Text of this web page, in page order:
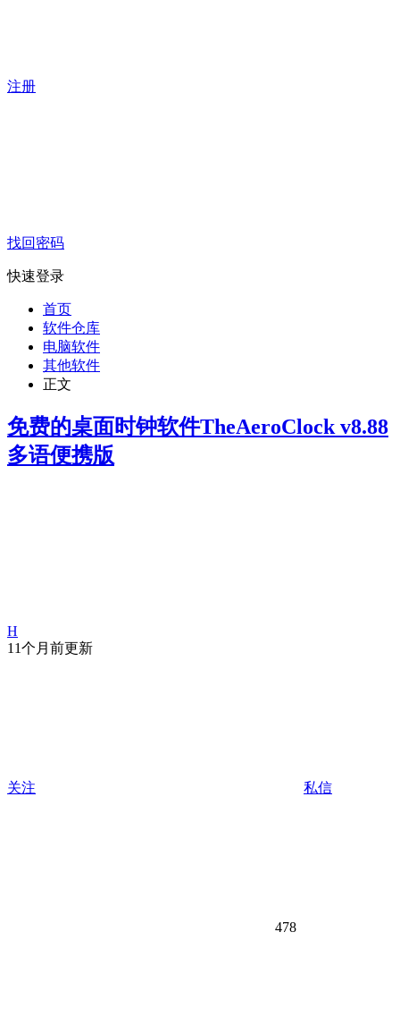
注册
找回密码
快速登录
首页
软件仓库
电脑软件
其他软件
正文
免费的桌面时钟软件TheAeroClock v8.88
多语便携版
H
11个月前更新
关注 私信
478